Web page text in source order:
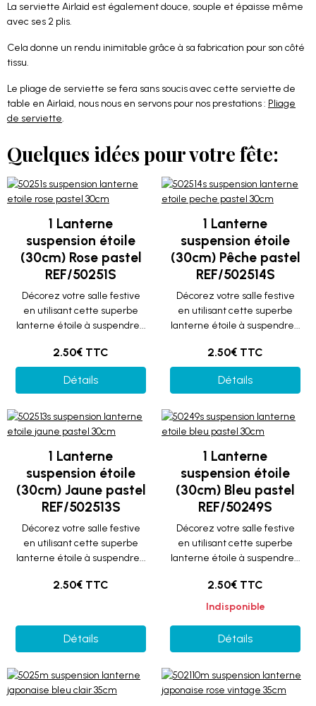
La serviette Airlaid est également douce, souple et épaisse même
avec ses 2 plis.
Cela donne un rendu inimitable grâce à sa fabrication pour son côté
tissu.
Le pliage de serviette se fera sans soucis avec cette serviette de
table en Airlaid, nous nous en servons pour nos prestations : Pliage
de serviette.
Quelques idées pour votre fête:
1 Lanterne
suspension étoile
(30cm) Rose pastel
REF/50251S
Décorez votre salle festive
en utilisant cette superbe
lanterne étoile à suspendre...
2.50€ TTC
Détails
1 Lanterne
suspension étoile
(30cm) Pêche pastel
REF/502514S
Décorez votre salle festive
en utilisant cette superbe
lanterne étoile à suspendre...
2.50€ TTC
Détails
1 Lanterne
suspension étoile
(30cm) Jaune pastel
REF/502513S
Décorez votre salle festive
en utilisant cette superbe
lanterne étoile à suspendre...
2.50€ TTC
Détails
1 Lanterne
suspension étoile
(30cm) Bleu pastel
REF/50249S
Décorez votre salle festive
en utilisant cette superbe
lanterne étoile à suspendre...
2.50€ TTC
Indisponible
Détails